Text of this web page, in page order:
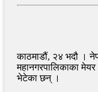
काठमाडौं, २४ भदौ ।
महानगरपालिकाका
भेटेका छन् ।